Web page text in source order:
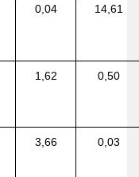
0,04 14,61
1,62 0,50
3,66 0,03